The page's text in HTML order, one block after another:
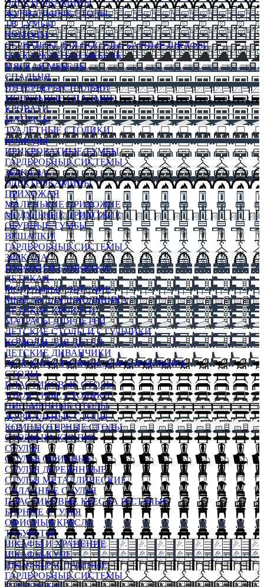
ЭЛЕКТРОКАМИНЫ
ЖУРНАЛЬНЫЕ СТОЛЫ
ТВ ТУМБЫ
КОМОДЫ
СЕРВАНТЫ ДЛЯ ПОСУДЫ, БАРНЫЕ ШКАФЫ
БЕСКАРКАСНАЯ МЕБЕЛЬ
МЯГКАЯ МЕБЕЛЬ
СПАЛЬНЯ
ИНТЕРЬЕРЫ СПАЛЬНИ
МОДУЛЬНЫЕ СПАЛЬНИ
КРОВАТИ
МАТРАСЫ
ТУАЛЕТНЫЕ СТОЛИКИ
КОМОДЫ
ПРИКРОВАТНЫЕ ТУМБЫ
ГАРДЕРОБНЫЕ СИСТЕМЫ
ЗЕРКАЛА
ЭЛЕКТРОКАМИНЫ
ПРИХОЖАЯ
МАЛЕНЬКИЕ ПРИХОЖИЕ
МОДУЛЬНЫЕ ПРИХОЖИЕ
ОБУВНЫЕ ТУМБЫ
ВЕШАЛКИ
ГАРДЕРОБНЫЕ СИСТЕМЫ
ЗЕРКАЛА
ПУФИКИ И БАНКЕТКИ
ДЕТСКАЯ
МОДУЛЬНЫЕ ДЕТСКИЕ
МЕБЕЛЬ ДЛЯ ШКОЛЬНИКА
ДЕТСКИЕ КРОВАТИ
МАТРАСЫ ДЛЯ ДЕТЕЙ
ДЕТСКИЕ СТОЛЫ И СТУЛЬЧИКИ
КОМОДЫ ДЛЯ ДЕТЕЙ
ДЕТСКИЕ ДИВАНЧИКИ
ДЕТСКИЙ СТУЛЬЧИК ДЛЯ КОРМЛЕНИЯ
СТОЛЫ
ПЛАСТИКОВЫЕ СТОЛЫ
ТУАЛЕТНЫЕ СТОЛИКИ
ПИСЬМЕННЫЕ СТОЛЫ
ЖУРНАЛЬНЫЕ СТОЛЫ
КОМПЬЮТЕРНЫЕ СТОЛЫ
СТОЛЫ НА КУХНЮ
СТУЛЬЯ
СТУЛЬЯ ОФИСНЫЕ
СТУЛЬЯ ДЕРЕВЯННЫЕ
СТУЛЬЯ МЕТАЛЛИЧЕСКИЕ
СКЛАДНЫЕ СТУЛЬЯ
ПЛАСТИКОВЫЕ КРЕСЛА И СТУЛЬЯ
БАРНЫЕ СТУЛЬЯ
ОФИСНЫЕ КРЕСЛА
ТАБУРЕТЫ
ШКАФЫ И ХРАНЕНИЕ
ШКАФЫ-КУПЕ
ШКАФЫ-РАСПАШНЫЕ
ГАРДЕРОБНЫЕ СИСТЕМЫ